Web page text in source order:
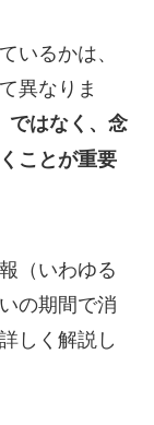
いるかは、
異なりま
ではなく、念
ことが重要
（いわゆる
の期間で消
しく解説し